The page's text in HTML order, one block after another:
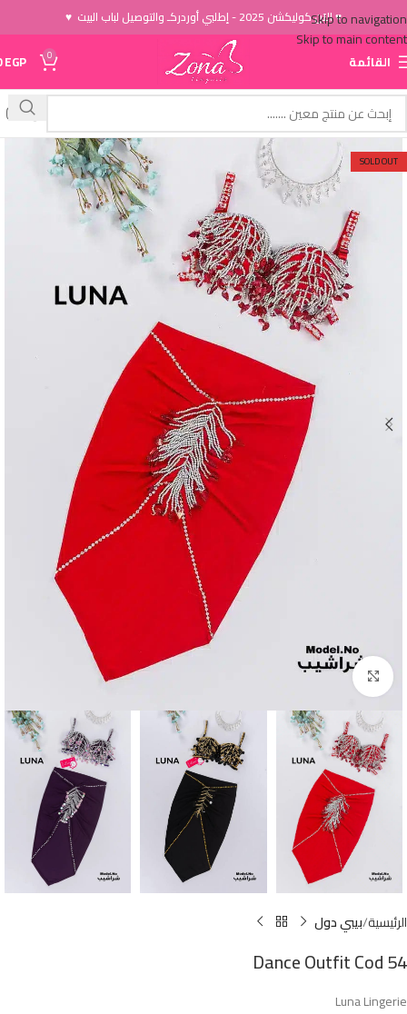
Skip to navigation
Skip to main content
♥ الاَن كوليكشن 2025 - إطلبي أوردركـ والتوصيل لباب البيت ♥
القائمة 0
EGP
SOLD OUT
Click to enlarge
الرئيسية بيبي دول
Dance Outfit Cod 54
Luna Lingerie